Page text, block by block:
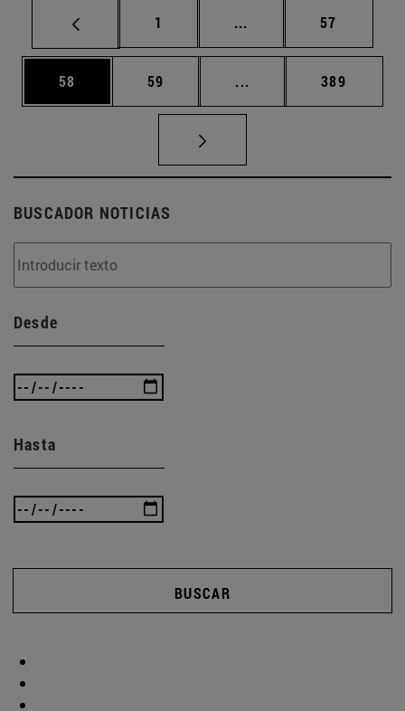
Página
1 ... Páginas intermedias
Página
57
Página
58 Página
59 ... Páginas intermedias
Página
389
BUSCADOR NOTICIAS
Desde
Hasta
BUSCAR